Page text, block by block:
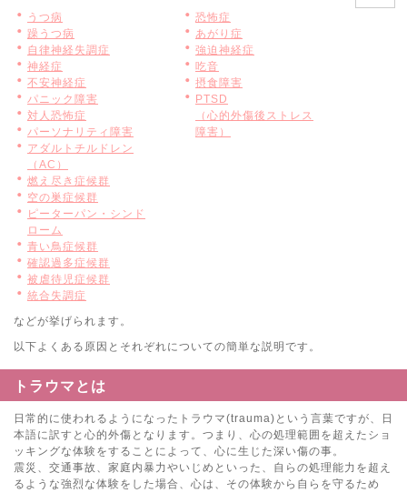
うつ病
躁うつ病
自律神経失調症
神経症
不安神経症
パニック障害
対人恐怖症
パーソナリティ障害
恐怖症
あがり症
強迫神経症
吃音
摂食障害
PTSD
（心的外傷後ストレス
障害）
アダルトチルドレン
（AC）
燃え尽き症候群
空の巣症候群
ピーターパン・シンド
ローム
青い鳥症候群
確認過多症候群
被虐待児症候群
統合失調症
などが挙げられます。
以下よくある原因とそれぞれについての簡単な説明です。
トラウマとは
日常的に使われるようになったトラウマ(trauma)という言葉ですが、日
本語に訳すと心的外傷となります。つまり、心の処理範囲を超えたショ
ッキングな体験をすることによって、心に生じた深い傷の事。
震災、交通事故、家庭内暴力やいじめといった、自らの処理能力を超え
るような強烈な体験をした場合、心は、その体験から自らを守るため